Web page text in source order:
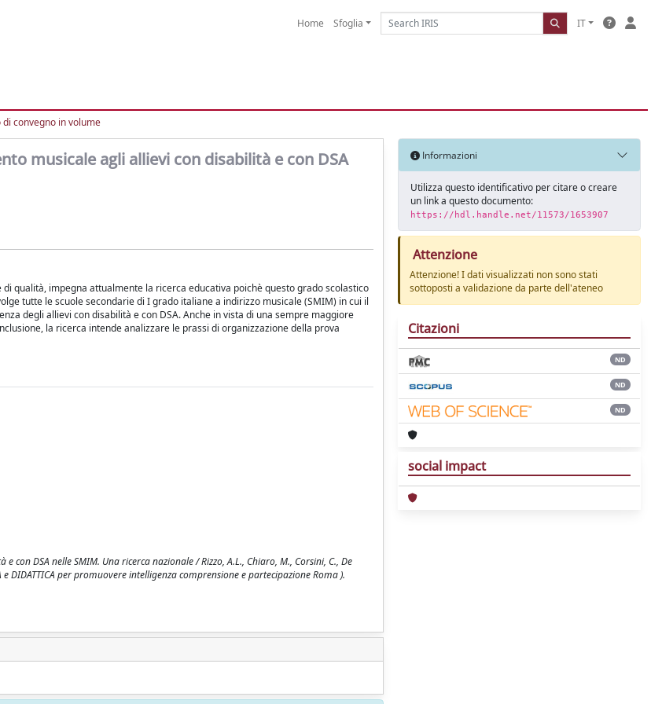
Home Sfoglia IT
di convegno in volume
musicale agli allievi con disabilità e con DSA
qualità, impegna attualmente la ricerca educativa poichè questo grado scolastico
tutte le scuole secondarie di I grado italiane a indirizzo musicale (SMIM) in cui il
degli allievi con disabilità e con DSA. Anche in vista di una sempre maggiore
la ricerca intende analizzare le prassi di organizzazione della prova
DSA nelle SMIM. Una ricerca nazionale / Rizzo, A.L., Chiaro, M., Corsini, C., De
DIDATTICA per promuovere intelligenza comprensione e partecipazione Roma ).
Informazioni
Utilizza questo identificativo per citare o creare
un link a questo documento:
https://hdl.handle.net/11573/1653907
Attenzione
Attenzione! I dati visualizzati non sono stati
sottoposti a validazione da parte dell'ateneo
Citazioni
ND
ND
ND
social impact